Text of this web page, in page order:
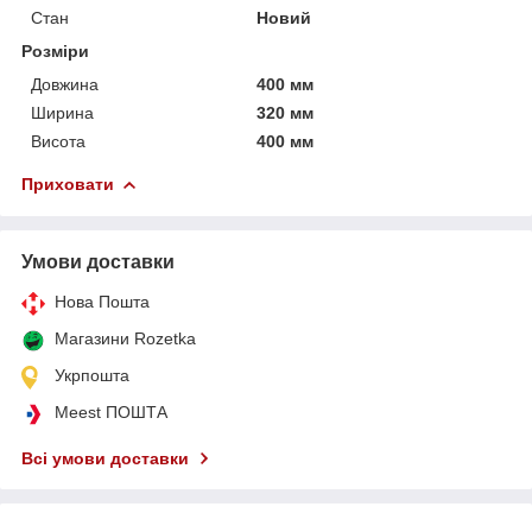
Стан
Новий
Розміри
Довжина
400 мм
Ширина
320 мм
Висота
400 мм
Приховати
Умови доставки
Нова Пошта
Магазини Rozetka
Укрпошта
Meest ПОШТА
Всі умови доставки